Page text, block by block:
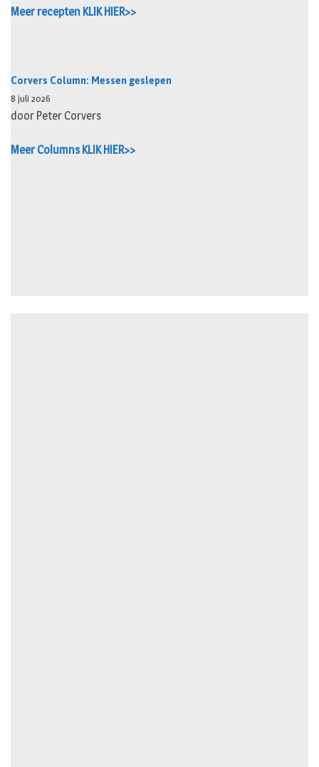
Meer recepten KLIK HIER>>
Corvers Column: Messen geslepen
8 juli 2026
door Peter Corvers
Meer Columns KLIK HIER>>